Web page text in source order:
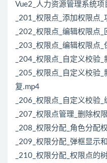
Vue2_人力资源管理系统
_201_权限点_添加权限点
_202_权限点_编辑权限点
_203_权限点_编辑权限点
_204_权限点_自定义校验
_205_权限点_自定义校验
复.mp4
_206_权限点_自定义校验
_207_权限点管理_删除权
_208_权限分配_角色分配
_209_权限分配_弹框显示
_210_权限分配_权限点的